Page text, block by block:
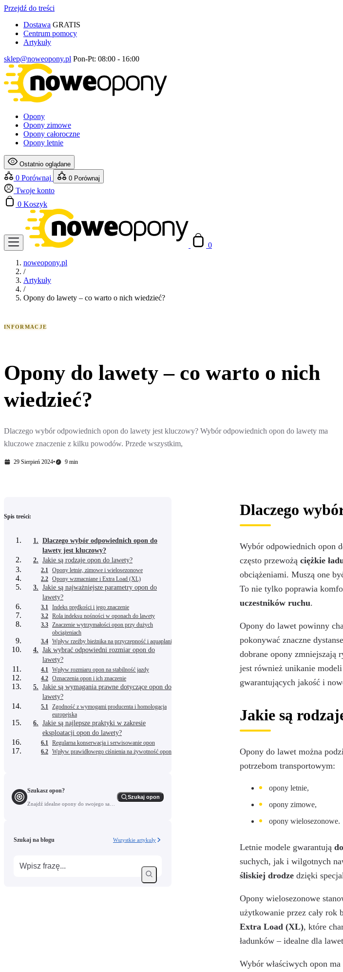
Przejdź do treści
Dostawa GRATIS
Centrum pomocy
Artykuły
sklep@noweopony.pl Pon-Pt: 08:00 - 16:00
Opony
Opony zimowe
Opony całoroczne
Opony letnie
Ostatnio oglądane
0 Porównaj 0 Porównaj
Twoje konto
0 Koszyk
0
noweopony.pl
/
Artykuły
/
Opony do lawety – co warto o nich wiedzieć?
INFORMACJE
Opony do lawety – co warto o nich
wiedzieć?
Dlaczego wybór odpowiednich opon do lawety jest kluczowy? Wybór odpowiednich opon do lawety ma
kluczowe znaczenie z kilku powodów. Przede wszystkim,
29 Sierpień 2024• 9 min
Spis treści:
1. Dlaczego wybór odpowiednich opon do
lawety jest kluczowy?
2. Jakie są rodzaje opon do lawety?
2.1 Opony letnie, zimowe i wielosezonowe
2.2 Opony wzmacniane i Extra Load (XL)
3. Jakie są najważniejsze parametry opon do
lawety?
3.1 Indeks prędkości i jego znaczenie
3.2 Rola indeksu nośności w oponach do lawety
3.3 Znaczenie wytrzymałości opon przy dużych
obciążeniach
3.4 Wpływ rzeźby bieżnika na przyczepność i aquaplaning
4. Jak wybrać odpowiedni rozmiar opon do
lawety?
4.1 Wpływ rozmiaru opon na stabilność jazdy
4.2 Oznaczenia opon i ich znaczenie
5. Jakie są wymagania prawne dotyczące opon do
lawety?
5.1 Zgodność z wymogami producenta i homologacja
europejska
6. Jakie są najlepsze praktyki w zakresie
eksploatacji opon do lawety?
6.1 Regularna konserwacja i serwisowanie opon
6.2 Wpływ prawidłowego ciśnienia na żywotność opon
Szukasz opon?
Szukaj opon
Szukaj na blogu Wszystkie artykuły
Dlaczego
Wybór odpowiednich opon
często przewożą ciężkie
obciążeniami. Muszą one
To nie tylko poprawia
uczestników ruchu.
Opony do lawet powinny
pokonywać znaczne
dobrane opony zmniejszają
jest również unikanie
gwarantujących jakość i
Jakie są
Opony do lawet można
potrzebom transportowym:
opony letnie,
opony zimowe,
opony wielosezonowe.
Letnie modele gwarantują
suchych, jak i wilgotnych
śliskiej drodze dzięki
Opony wielosezonowe
użytkowanie przez cały rok
Extra Load (XL), które
ładunków – idealne dla
Wybór właściwych opon